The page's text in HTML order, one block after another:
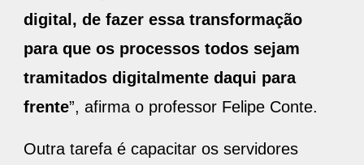
digital, de fazer essa transformação
para que os processos todos sejam
tramitados digitalmente daqui para
frente”, afirma o professor Felipe Conte.
Outra tarefa é capacitar os servidores